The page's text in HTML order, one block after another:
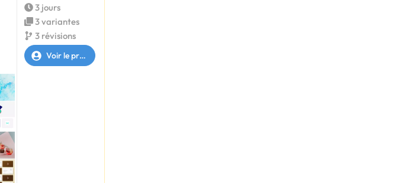
3 jours
3 variantes
3 révisions
Voir le profil